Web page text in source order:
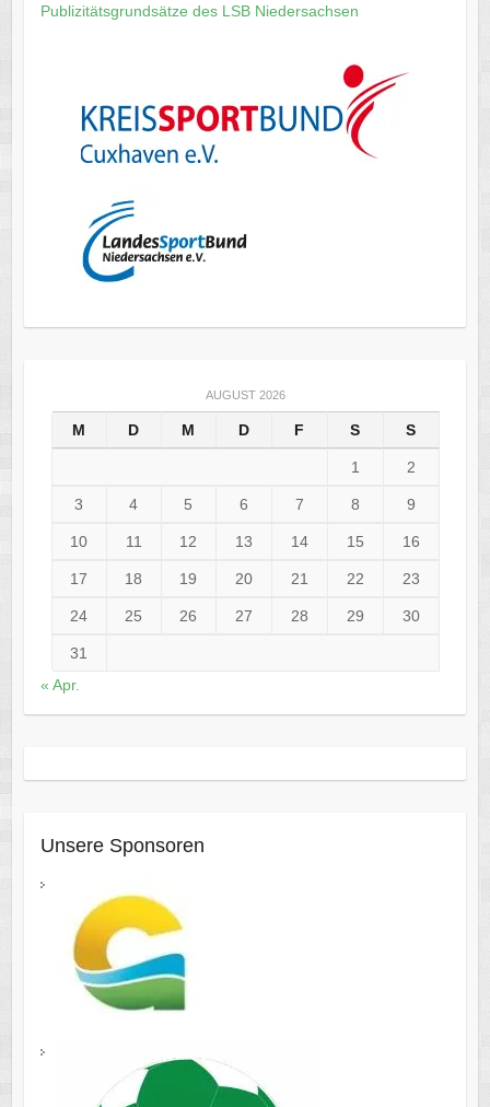
Publizitätsgrundsätze des LSB Niedersachsen
AUGUST 2026
M D M D F S S
1 2
3 4 5 6 7 8 9
10 11 12 13 14 15 16
17 18 19 20 21 22 23
24 25 26 27 28 29 30
31
« Apr.
Unsere Sponsoren